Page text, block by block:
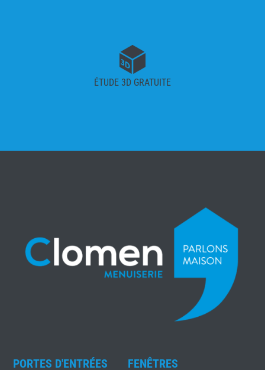
ÉTUDE 3D GRATUITE
PORTES D'ENTRÉES FENÊTRES